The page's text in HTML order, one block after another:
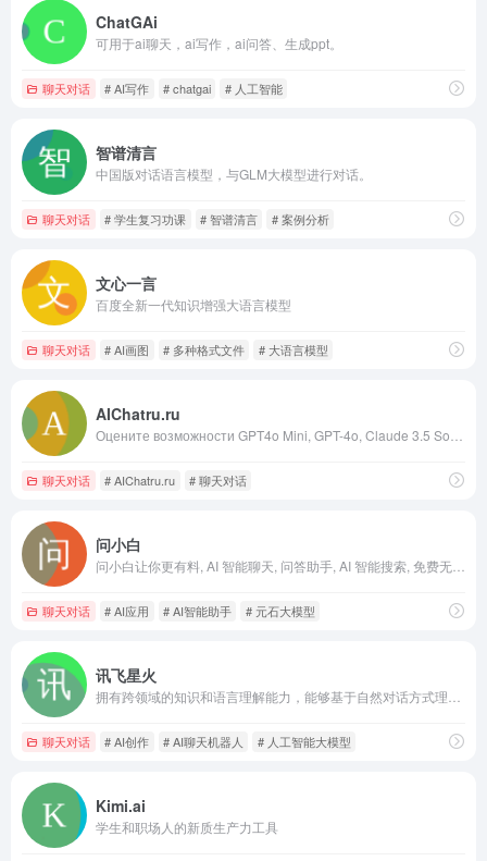
ChatGAi
可用于ai聊天，ai写作，ai问答、生成ppt。
聊天对话 # AI写作 # chatgai # 人工智能
智谱清言
中国版对话语言模型，与GLM大模型进行对话。
聊天对话 # 学生复习功课 # 智谱清言 # 案例分析
文心一言
百度全新一代知识增强大语言模型
聊天对话 # AI画图 # 多种格式文件 # 大语言模型
AIChatru.ru
聊天对话 # AIChatru.ru # 聊天对话
问小白
聊天对话 # AI应用 # AI智能助手 # 元石大模型
讯飞星火
聊天对话 # AI创作 # AI聊天机器人 # 人工智能大模型
Kimi.ai
学生和职场人的新质生产力工具